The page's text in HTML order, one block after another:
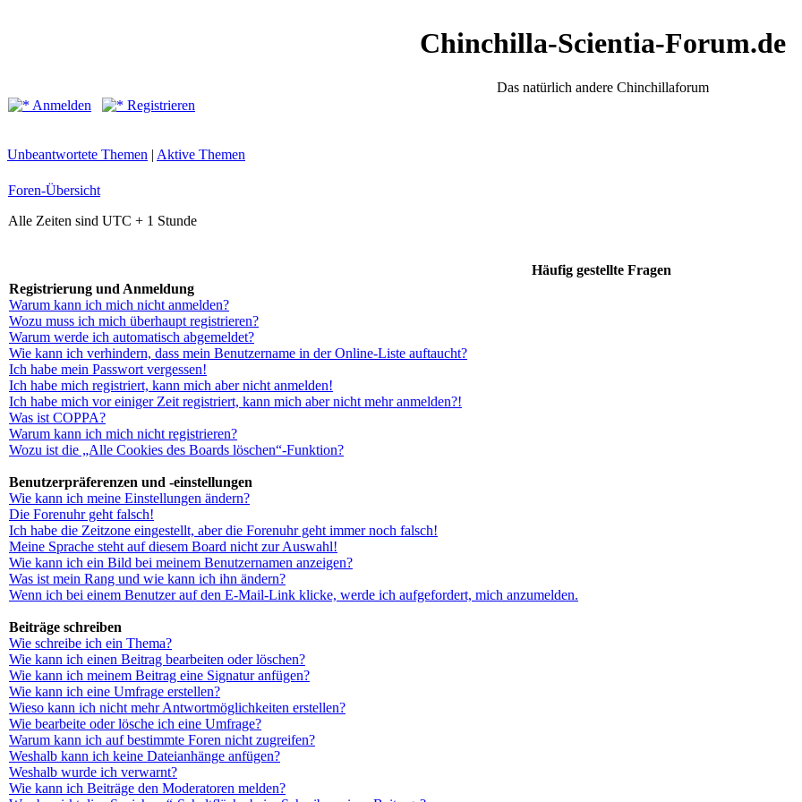
Chinchilla-Scientia-Forum.de
Das natürlich andere Chinchillaforum
Anmelden
Registrieren
Unbeantwortete Themen | Aktive Themen
Foren-Übersicht
Alle Zeiten sind UTC + 1 Stunde
Häufig gestellte Fragen
Registrierung und Anmeldung
Warum kann ich mich nicht anmelden?
Wozu muss ich mich überhaupt registrieren?
Warum werde ich automatisch abgemeldet?
Wie kann ich verhindern, dass mein Benutzername in der Online-Liste auftaucht?
Ich habe mein Passwort vergessen!
Ich habe mich registriert, kann mich aber nicht anmelden!
Ich habe mich vor einiger Zeit registriert, kann mich aber nicht mehr anmelden?!
Was ist COPPA?
Warum kann ich mich nicht registrieren?
Wozu ist die „Alle Cookies des Boards löschen“-Funktion?
Benutzerpräferenzen und -einstellungen
Wie kann ich meine Einstellungen ändern?
Die Forenuhr geht falsch!
Ich habe die Zeitzone eingestellt, aber die Forenuhr geht immer noch falsch!
Meine Sprache steht auf diesem Board nicht zur Auswahl!
Wie kann ich ein Bild bei meinem Benutzernamen anzeigen?
Was ist mein Rang und wie kann ich ihn ändern?
Wenn ich bei einem Benutzer auf den E-Mail-Link klicke, werde ich aufgefordert, mich anzumelden.
Beiträge schreiben
Wie schreibe ich ein Thema?
Wie kann ich einen Beitrag bearbeiten oder löschen?
Wie kann ich meinem Beitrag eine Signatur anfügen?
Wie kann ich eine Umfrage erstellen?
Wieso kann ich nicht mehr Antwortmöglichkeiten erstellen?
Wie bearbeite oder lösche ich eine Umfrage?
Warum kann ich auf bestimmte Foren nicht zugreifen?
Weshalb kann ich keine Dateianhänge anfügen?
Weshalb wurde ich verwarnt?
Wie kann ich Beiträge den Moderatoren melden?